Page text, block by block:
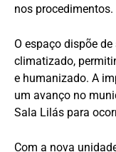
nos procedimentos.
O espaço dispõe
climatizado,
e humanizado. A
um avanço no
Sala Lilás para
Com a nova